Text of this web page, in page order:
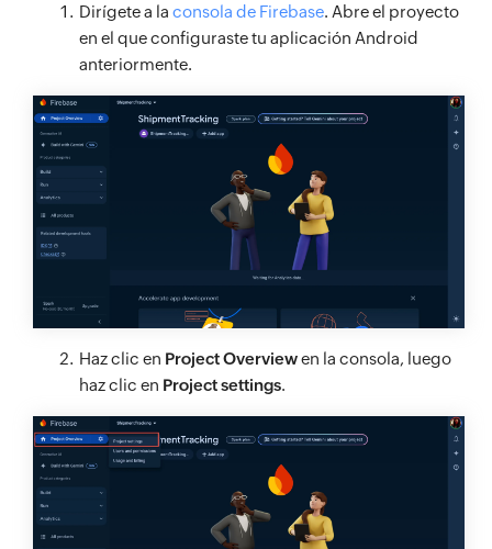
Dirígete a la consola de Firebase. Abre el proyecto
en el que configuraste tu aplicación Android
anteriormente.
Haz clic en Project Overviewen la consola, luego
haz clic en Project settings.